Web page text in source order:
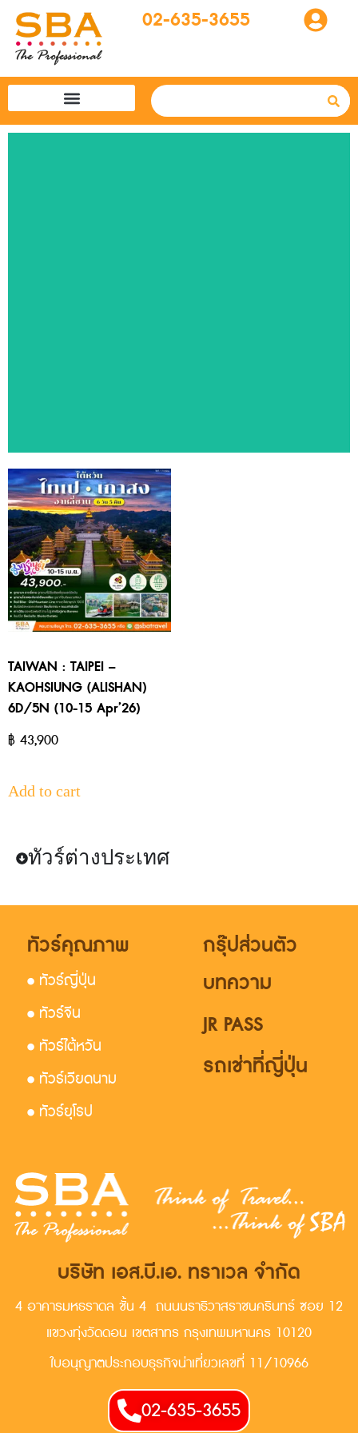
02-635-3655
ทัวร์แนะนำ
สัมผัสประสบการณ์ท่องเที่ยวหลากหลายประเทศ ด้วยโปรแกรมทัวร์
คุณภาพจาก SBA Travel
TAIWAN : TAIPEI –
KAOHSIUNG (ALISHAN)
6D/5N (10-15 Apr’26)
฿ 43,900
Add to cart
ทัวร์ต่างประเทศ
ทัวร์คุณภาพ
• ทัวร์ญี่ปุ่น
• ทัวร์จีน
• ทัวร์ไต้หวัน
• ทัวร์เวียดนาม
• ทัวร์ยุโรป
กรุ๊ปส่วนตัว
บทความ
JR PASS
รถเช่าที่ญี่ปุ่น
บริษัท เอส.บี.เอ. ทราเวล จำกัด
4 อาคารมหธราดล ชั้น 4 ถนนนราธิวาสราชนครินทร์ ซอย 12
แขวงทุ่งวัดดอน เขตสาทร กรุงเทพมหานคร 10120
ใบอนุญาตประกอบธุรกิจน่าเที่ยวเลขที่ 11/10966
02-635-3655